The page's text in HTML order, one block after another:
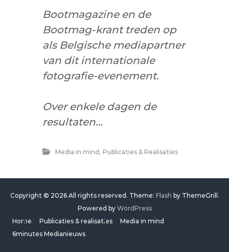
Bootmagazine en de
Bootmag-krant treden op
als Belgische mediapartner
van dit internationale
fotografie-evenement.
Over enkele dagen de
resultaten…
Media in mind , Publicaties & Realisaties
Copyright © 2026 All rights reserved. Theme: Flash by ThemeGrill.
Powered by WordPress
Home
Publicaties & realisaties
Media in mind
6minutes Medianieuws